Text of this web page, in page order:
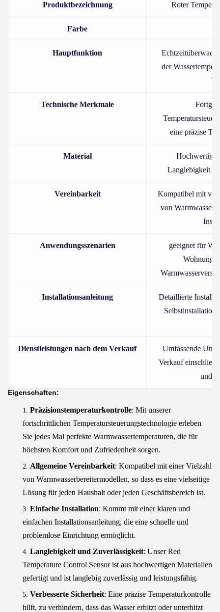
Produktbezeichnung Roter
Farbe
Hauptfunktion
der
Technische Merkmale
eine präzise
Material
Hochwertige
Langlebigkeit
Vereinbarkeit
Kompatibel mit
von
Anwendungsszenarien
geeignet für
Installationsanleitung
Detaillierte
Selbstinstallation
Dienstleistungen nach dem Verkauf
Umfassende
Verkauf
und
Eigenschaften:
Präzisionstemperaturkontrolle: Mit unserer
fortschrittlichen Temperatursteuerungstechnologie erleben
Sie jedes Mal perfekte Warmwassertemperaturen, die für
höchsten Komfort und Zufriedenheit sorgen.
Allgemeine Vereinbarkeit: Kompatibel mit einer Vielzahl
von Warmwasserbereitermodellen, so dass es eine vielseitige
Lösung für jeden Haushalt oder jeden Geschäftsbereich ist.
Einfache Installation: Kommt mit einer klaren und
einfachen Installationsanleitung, die eine schnelle und
problemlose Einrichtung ermöglicht.
Langlebigkeit und Zuverlässigkeit: Unser Red
Temperature Control Sensor ist aus hochwertigen Materialien
gefertigt und ist langlebig zuverlässig und leistungsfähig.
Verbesserte Sicherheit: Eine präzise Temperaturkontrolle
hilft, zu verhindern, dass das Wasser erhitzt oder unterhitzt